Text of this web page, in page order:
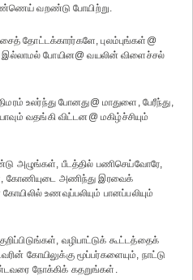
எண்ணெய் வறண்டு போயிற்று.
தோட்டக்காரர்களே, புலம்புங்கள்@
இல்லாமல் போயின@ வயலின் விளைச்சல்
உலர்ந்து போனது@ மாதுளை, பேரீந்து,
வதங்கி விட்டன@ மகிழ்ச்சியும்
அழுங்கள், பீடத்தில் பணிசெய்வோரே,
கோணியுடை அணிந்து இரவைக்
உணவுப்பலியும் பானப்பலியும்
வழிபாட்டுக் கூட்டத்தைக்
கோயிலுக்கு மூப்பர்களையும், நாட்டு
நோக்கிக் கதறுங்கள்.